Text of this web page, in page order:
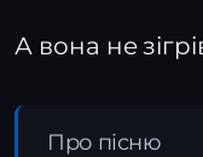
А вона не
Про пісню